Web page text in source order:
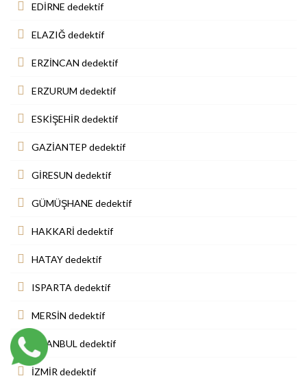
EDİRNE dedektif
ELAZIĞ dedektif
ERZİNCAN dedektif
ERZURUM dedektif
ESKİŞEHİR dedektif
GAZİANTEP dedektif
GİRESUN dedektif
GÜMÜŞHANE dedektif
HAKKARİ dedektif
HATAY dedektif
ISPARTA dedektif
MERSİN dedektif
İSTANBUL dedektif
İZMİR dedektif